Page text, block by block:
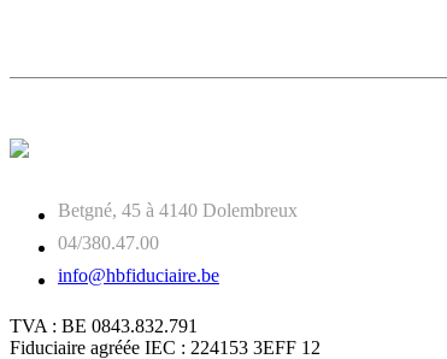
Betgné, 45 à 4140 Dolembreux
04/380.47.00
info@hbfiduciaire.be
TVA : BE 0843.832.791
Fiduciaire agréée IEC : 224153 3EFF 12